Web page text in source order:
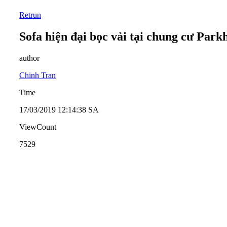
Retrun
Sofa hiện đại bọc vải tại chung cư
author
Chinh Tran
Time
17/03/2019 12:14:38 SA
ViewCount
7529